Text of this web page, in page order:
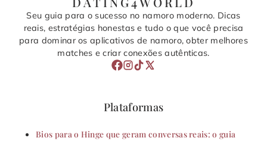
Seu guia para o sucesso no namoro moderno. Dicas
reais, estratégias honestas e tudo o que você precisa
para dominar os aplicativos de namoro, obter melhores
matches e criar conexões autênticas.
Plataformas
Bios para o Hinge que geram conversas reais: o guia